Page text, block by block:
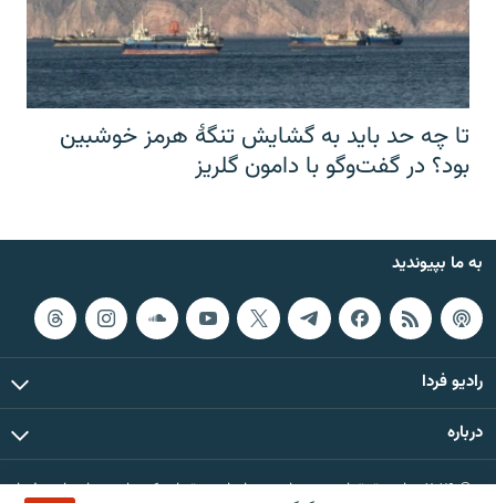
تا چه حد باید به گشایش تنگهٔ هرمز خوشبین
بود؟ در گفت‌وگو با دامون گلریز
به ما بپیوندید
رادیو فردا
درباره
© ۲۰۲۶ تمام حقوق این وب‌سایت، بر اساس مقررات کپی‌رایت، برای رادیو فردا